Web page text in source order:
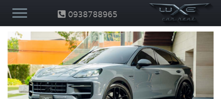
0938788965